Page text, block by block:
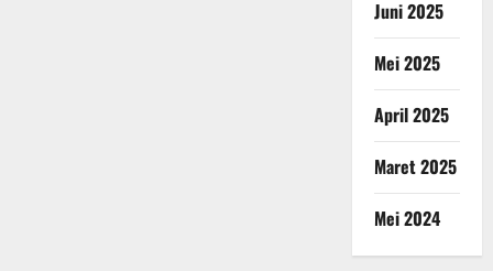
Juni 2025
Mei 2025
April 2025
Maret 2025
Mei 2024